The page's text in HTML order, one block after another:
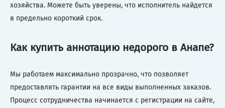
хозяйства. Можете быть уверены, что исполнитель найдется
в предельно короткий срок.
Как купить аннотацию недорого в Анапе?
Мы работаем максимально прозрачно, что позволяет
предоставлять гарантии на все виды выполненных заказов.
Процесс сотрудничества начинается с регистрации на сайте,